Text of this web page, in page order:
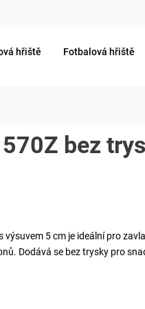
hřiště Fotbalová hřiště
bez
5 cm je ideální pro
Dodává se bez trysky pro